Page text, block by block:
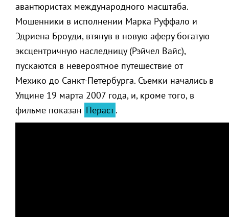
авантюристах международного масштаба.
Мошенники в исполнении Марка Руффало и
Эдриена Броуди, втянув в новую аферу богатую
эксцентричную наследницу (Рэйчел Вайс),
пускаются в невероятное путешествие от
Мехико до Санкт-Петербурга. Съемки начались в
Улцине 19 марта 2007 года, и, кроме того, в
фильме показан Пераст.